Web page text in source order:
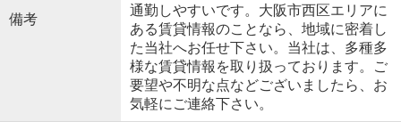
備考
通勤しやすいです。大阪市西区エリアに
ある賃貸情報のことなら、地域に密着し
た当社へお任せ下さい。当社は、多種多
様な賃貸情報を取り扱っております。ご
要望や不明な点などございましたら、お
気軽にご連絡下さい。